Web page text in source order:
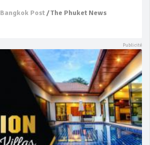
Bangkok Post / The Phuket News